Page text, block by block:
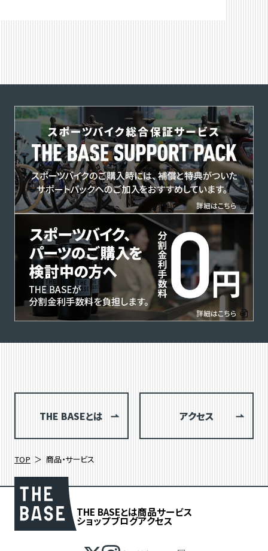
THE BASEとは アクセス
TOP 商品・サービス
THE BASEとは商品サービス
ショップブログアクセス